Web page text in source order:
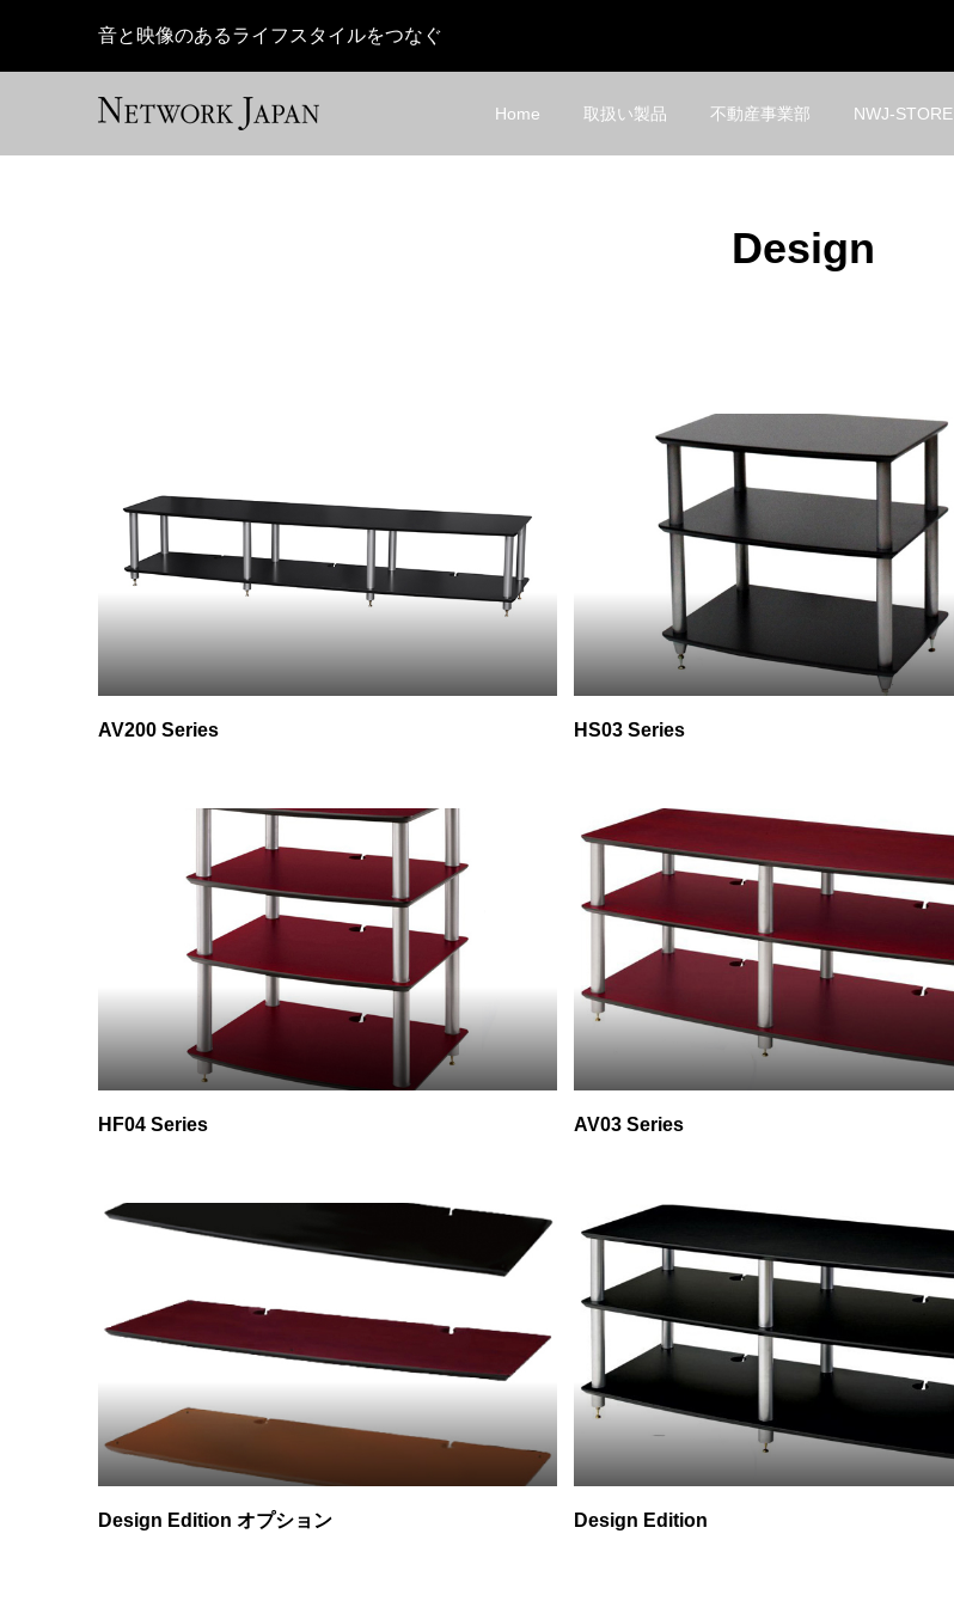
音と映像のあるライフスタイルをつなぐ
Home 取扱い製品 不動産事業部 NWJ-STORE
Design
AV200 Series HS03 Series
HF04 Series AV03 Series
Design Edition オプション Design Edition